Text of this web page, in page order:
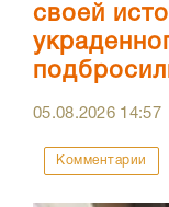
своей
05.08.2026 14:57
Комментарии